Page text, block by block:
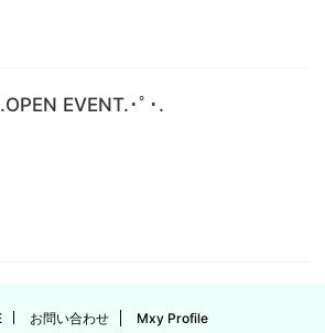
EVENT.･ﾟ･.
お問い合わせ Mxy Profile